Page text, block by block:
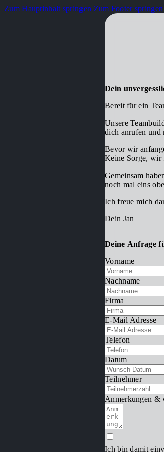
Zum Hauptinhalt springen Zum Footer springen
Dein
Bereit für ein
Unsere
dich anrufen und
Bevor wir
Keine Sorge, wir
Gemeinsam
noch mal eins
Ich freue mich
Dein Jan
Deine Anfrage
Vorname
Nachname
Firma
E-Mail Adresse
Telefon
Datum
Teilnehmer
Anmerkungen &
Ich bin damit